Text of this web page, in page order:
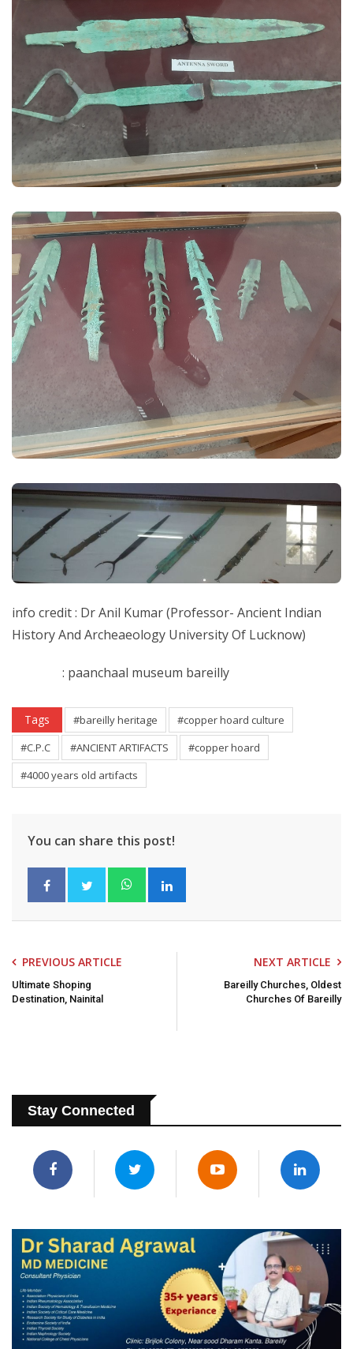
info credit : Dr Anil Kumar (Professor- Ancient Indian
History And Archeaeology University Of Lucknow)
: paanchaal museum bareilly
Tags #bareilly heritage
#copper hoard culture
#C.P.C
#ANCIENT ARTIFACTS
#copper hoard
#4000 years old artifacts
You can share this post!
PREVIOUS ARTICLE
Ultimate Shoping
Destination, Nainital
NEXT ARTICLE
Bareilly Churches, Oldest
Churches Of Bareilly
Stay Connected